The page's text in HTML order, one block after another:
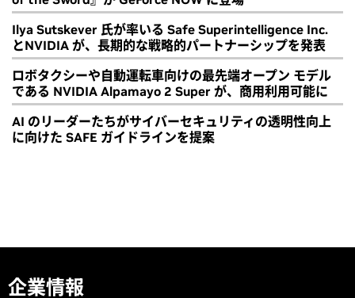
Ilya Sutskever 氏が率いる Safe Superintelligence Inc.
とNVIDIA が、長期的な戦略的パートナーシップを発表
ロボタクシーや自動運転車向けの最先端オープン モデル
である NVIDIA Alpamayo 2 Super が、商用利用可能に
AI のリーダーたちがサイバーセキュリティの透明性向上
に向けた SAFE ガイドラインを提案
企業情報